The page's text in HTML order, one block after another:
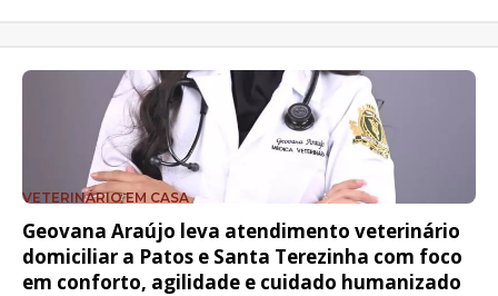
VETERINÁRIO EM CASA
Geovana Araújo leva atendimento veterinário
domiciliar a Patos e Santa Terezinha com foco
em conforto, agilidade e cuidado humanizado